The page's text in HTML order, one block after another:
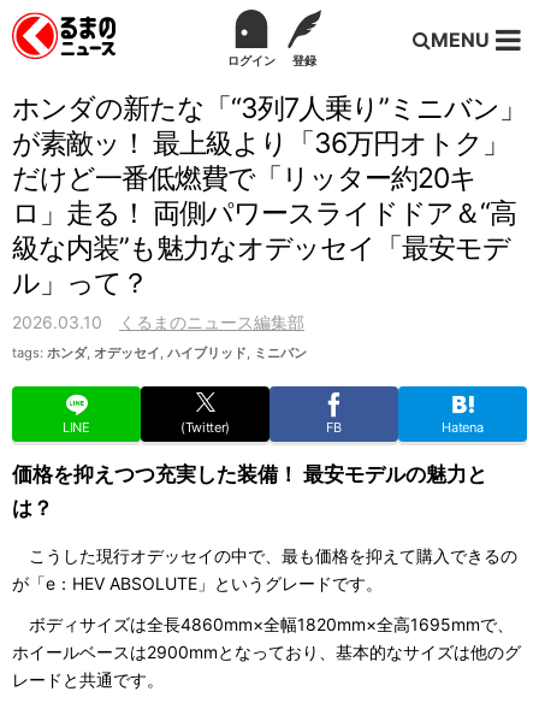
ログイン 登録
MENU
ホンダの新たな「“3列7人乗り”ミニバン」
が素敵ッ！ 最上級より「36万円オトク」
だけど一番低燃費で「リッター約20キ
ロ」走る！ 両側パワースライドドア＆“高
級な内装”も魅力なオデッセイ「最安モデ
ル」って？
2026.03.10 くるまのニュース編集部
tags: ホンダ, オデッセイ, ハイブリッド, ミニバン
LINE (Twitter) FB Hatena
価格を抑えつつ充実した装備！ 最安モデルの魅力と
は？
こうした現行オデッセイの中で、最も価格を抑えて購入できるの
が「e：HEV ABSOLUTE」というグレードです。
ボディサイズは全長4860mm×全幅1820mm×全高1695mmで、
ホイールベースは2900mmとなっており、基本的なサイズは他のグ
レードと共通です。